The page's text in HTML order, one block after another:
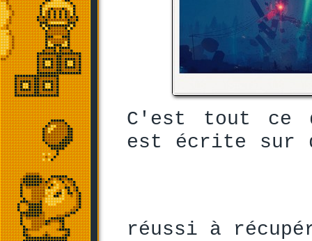
C'est tout ce
est écrite sur
réussi à